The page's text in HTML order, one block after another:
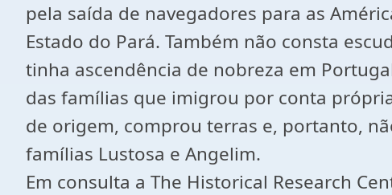
pela saída de navegadores para as
Estado do Pará. Também não consta
tinha ascendência de nobreza em
das famílias que imigrou por conta
de origem, comprou terras e, portanto,
famílias Lustosa e Angelim.
Em consulta a The Historical Research